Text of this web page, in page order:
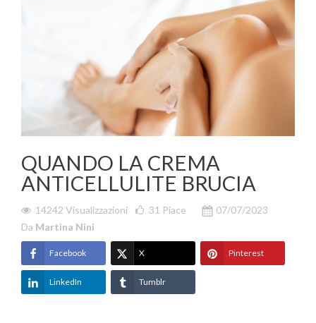
QUANDO LA CREMA
ANTICELLULITE BRUCIA
14242 Visualizzazioni 31 Piace
07/07/2023
Da Martina Nini
Facebook X Pinterest
LinkedIn Tumblr